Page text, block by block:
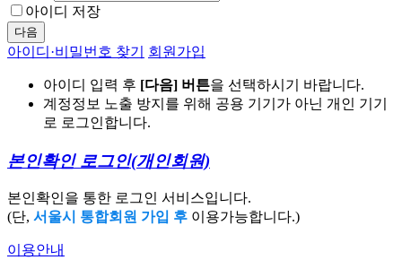
아이디 저장
다음
아이디·비밀번호 찾기 회원가입
아이디 입력 후 [다음] 버튼을 선택하시기 바랍니다.
계정정보 노출 방지를 위해 공용 기기가 아닌 개인 기기
로 로그인합니다.
본인확인 로그인(개인회원)
본인확인을 통한 로그인 서비스입니다.
(단, 서울시 통합회원 가입 후 이용가능합니다.)
이용안내